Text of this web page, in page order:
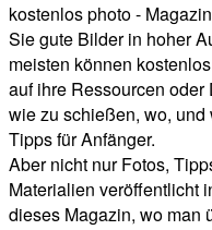
kostenlos photo -
Sie gute Bilder in hoher
meisten können
auf ihre Ressourcen
wie zu schießen, wo,
Tipps für Anfänger.
Aber nicht nur Fotos,
Materialien veröffentlicht
dieses Magazin, wo man